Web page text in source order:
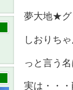
夢大地★グ
しおりち
っと言う
実は・・